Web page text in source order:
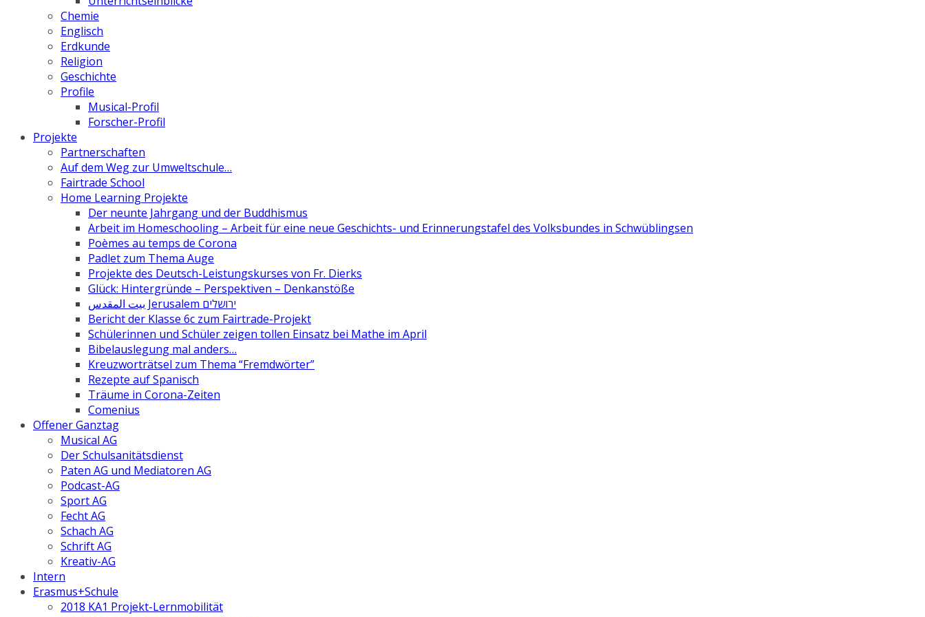
Chemie
Englisch
Erdkunde
Religion
Geschichte
Profile
Musical-Profil
Forscher-Profil
Projekte
Partnerschaften
Auf dem Weg zur Umweltschule…
Fairtrade School
Home Learning Projekte
Der neunte Jahrgang und der Buddhismus
Arbeit im Homeschooling – Arbeit für eine neue Geschichts- und Erinnerungstafel des Volksbundes in Schwüblingsen
Poèmes au temps de Corona
Padlet zum Thema Auge
Projekte des Deutsch-Leistungskurses von Fr. Dierks
Glück: Hintergründe – Perspektiven – Denkanstöße
بيت المقدس Jerusalem ירושלים
Bericht der Klasse 6c zum Fairtrade-Projekt
Schülerinnen und Schüler zeigen tollen Einsatz bei Mathe im April
Bibelauslegung mal anders…
Kreuzworträtsel zum Thema “Fremdwörter”
Rezepte auf Spanisch
Träume in Corona-Zeiten
Comenius
Offener Ganztag
Musical AG
Der Schulsanitätsdienst
Paten AG und Mediatoren AG
Podcast-AG
Sport AG
Fecht AG
Schach AG
Schrift AG
Kreativ-AG
Intern
Erasmus+Schule
2018 KA1 Projekt-Lernmobilität